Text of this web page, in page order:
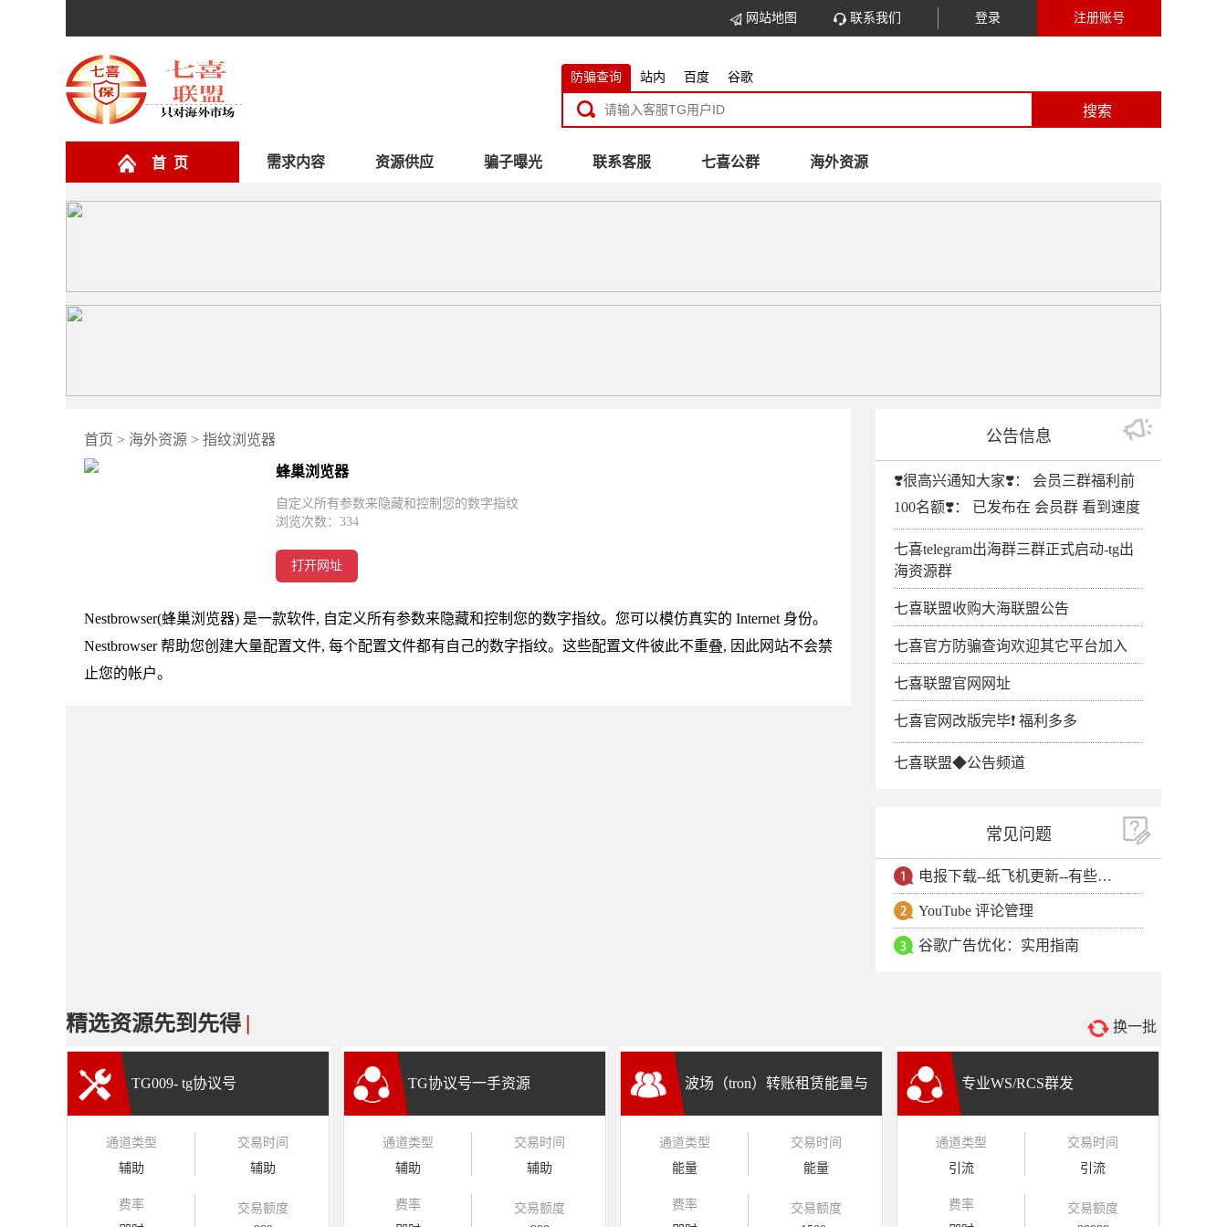
注册账号
登录
联系我们
网站地图
防骗查询 站内 百度 谷歌
搜索
首 页 需求内容 资源供应 骗子曝光 联系客服 七喜公群 海外资源
首页 > 海外资源 > 指纹浏览器
蜂巢浏览器
自定义所有参数来隐藏和控制您的数字指纹
浏览次数： 334
打开网址
Nestbrowser(蜂巢浏览器) 是一款软件, 自定义所有参数来隐藏和控制您的数字指纹。您可以模仿真实的 Internet 身份。
Nestbrowser 帮助您创建大量配置文件, 每个配置文件都有自己的数字指纹。这些配置文件彼此不重叠, 因此网站不会禁
止您的帐户。
公告信息
❣️很高兴通知大家❣️： 会员三群福利前
100名额❣️： 已发布在 会员群 看到速度
七喜telegram出海群三群正式启动-tg出
海资源群
七喜联盟收购大海联盟公告
七喜官方防骗查询欢迎其它平台加入
七喜联盟官网网址
七喜官网改版完毕❗️ 福利多多
七喜联盟◆公告频道
常见问题
电报下载--纸飞机更新--有些用户安卓手机无法更新电报软件
YouTube 评论管理
谷歌广告优化：实用指南
精选资源先到先得 | 换一批
TG009- tg协议号
通道类型
辅助
交易时间
辅助
费率
交易额度
TG协议号一手资源
通道类型
辅助
交易时间
辅助
费率
交易额度
波场（tron）转账租赁能量与
通道类型
能量
交易时间
能量
费率
交易额度
专业WS/RCS群发
通道类型
引流
交易时间
引流
费率
交易额度